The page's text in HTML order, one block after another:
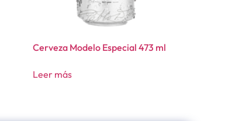
Cerveza Modelo Especial 473 ml
Leer más